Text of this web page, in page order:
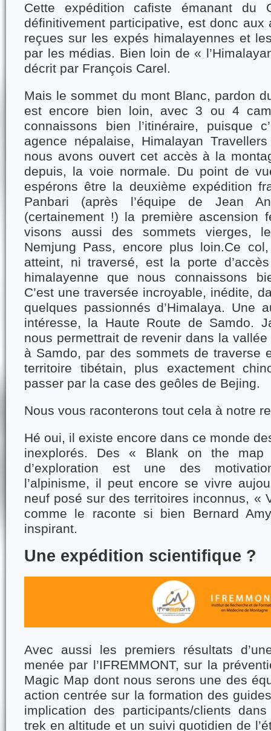
Cette expédition cafiste émanant du
définitivement participative, est donc aux
reçues sur les expés himalayennes et
par les médias. Bien loin de «
décrit par François Carel.
Mais le sommet du mont Blanc, pardon
est encore bien loin, avec 3 ou 4
connaissons bien l’itinéraire, puisque
agence népalaise, Himalayan
nous avons ouvert cet accès à la
depuis, la voie normale. Du point de
espérons être la deuxième expédition
Panbari (après l’équipe de Jean
(certainement !) la première ascension
visons aussi des sommets vierges,
Nemjung Pass, encore plus loin.Ce
atteint, ni traversé, est la porte
himalayenne que nous connaissons
C’est une traversée incroyable, inédite,
quelques passionnés d’Himalaya. Une
intéresse, la Haute Route de Samdo.
nous permettrait de revenir dans la
à Samdo, par des sommets de traverse
territoire tibétain, plus exactement
passer par la case des geôles de Bejing.
Nous vous raconterons tout cela à notre
Hé oui, il existe encore dans ce monde
inexplorés. Des « Blank on the
d’exploration est une des
l’alpinisme, il peut encore se vivre
neuf posé sur des territoires inconnus, «
comme le raconte si bien Bernard
inspirant.
Une expédition scientifique ?
Avec aussi les premiers résultats
menée par l’IFREMMONT, sur la
Magic Map dont nous serons une des
action centrée sur la formation des
implication des participants/clients
trek en altitude et un suivi quotidien de